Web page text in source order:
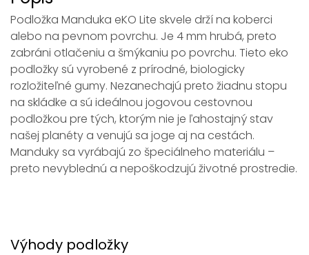
Podložka Manduka eKO Lite skvele drží na koberci
alebo na pevnom povrchu. Je 4 mm hrubá, preto
zabráni otlačeniu a šmýkaniu po povrchu. Tieto eko
podložky sú vyrobené z prírodné, biologicky
rozložiteľné gumy. Nezanechajú preto žiadnu stopu
na skládke a sú ideálnou jogovou cestovnou
podložkou pre tých, ktorým nie je ľahostajný stav
našej planéty a venujú sa joge aj na cestách.
Manduky sa vyrábajú zo špeciálneho materiálu –
preto nevyblednú a nepoškodzujú životné prostredie.
Výhody podložky